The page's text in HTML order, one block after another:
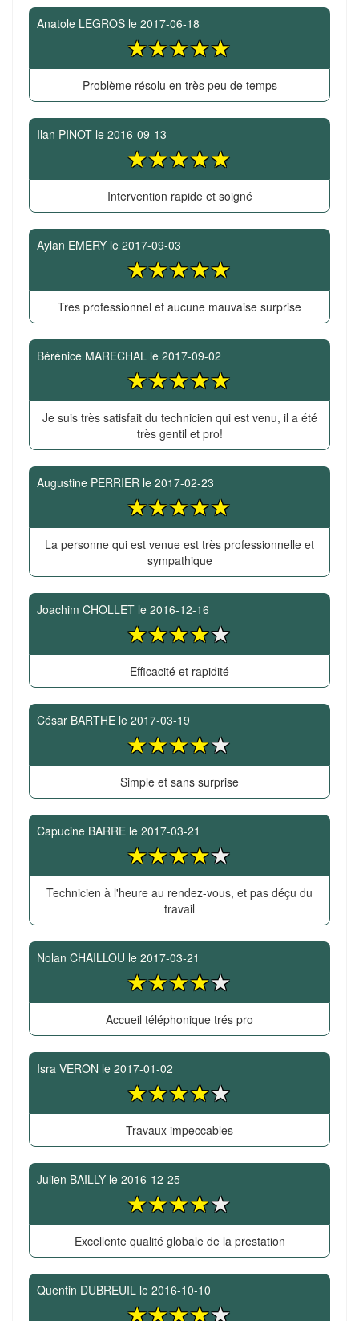
Anatole LEGROS le 2017-06-18
Problème résolu en très peu de temps
Ilan PINOT le 2016-09-13
Intervention rapide et soigné
Aylan EMERY le 2017-09-03
Tres professionnel et aucune mauvaise surprise
Bérénice MARECHAL le 2017-09-02
Je suis très satisfait du technicien qui est venu, il a été
très gentil et pro!
Augustine PERRIER le 2017-02-23
La personne qui est venue est très professionnelle et
sympathique
Joachim CHOLLET le 2016-12-16
Efficacité et rapidité
César BARTHE le 2017-03-19
Simple et sans surprise
Capucine BARRE le 2017-03-21
Technicien à l'heure au rendez-vous, et pas déçu du
travail
Nolan CHAILLOU le 2017-03-21
Accueil téléphonique trés pro
Isra VERON le 2017-01-02
Travaux impeccables
Julien BAILLY le 2016-12-25
Excellente qualité globale de la prestation
Quentin DUBREUIL le 2016-10-10